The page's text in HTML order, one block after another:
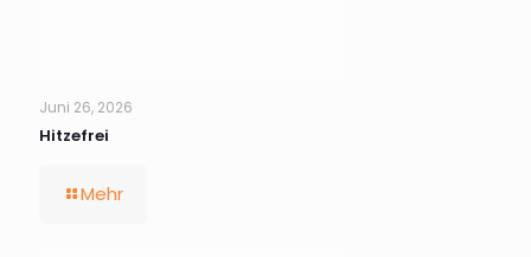
Juni 26, 2026
Hitzefrei
Mehr